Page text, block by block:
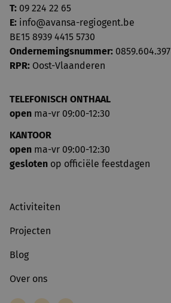
T: 09 224 22 65
E: info@avansa-regiogent.be
BE15 8939 4415 5730
Ondernemingsnummer: 0859.604.397
RPR: Oost-Vlaanderen
TELEFONISCH ONTHAAL
open ma-vr 09:00-12:30
KANTOOR
open ma-vr 09:00-12:30
gesloten op officiële feestdagen
Activiteiten
Projecten
Blog
Over ons